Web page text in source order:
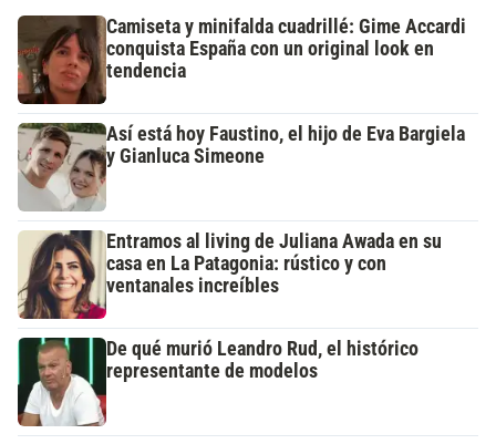
Camiseta y minifalda cuadrillé: Gime Accardi
conquista España con un original look en
tendencia
Así está hoy Faustino, el hijo de Eva Bargiela
y Gianluca Simeone
Entramos al living de Juliana Awada en su
casa en La Patagonia: rústico y con
ventanales increíbles
De qué murió Leandro Rud, el histórico
representante de modelos